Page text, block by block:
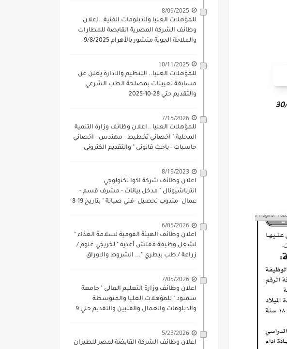
8/09/2025
للمؤهلات العليا والدبلومات الفنية ..اعلان
وظائف الشركة المصرية القابضة للمطارات
والملاحة الجوية منشور بالأهرام 9/8/2025
10/11/2025
للمؤهلات العليا.. التنظيم والادارة يعلن عن
مسابقة تعيينات بمصلحة الطب الشرعي
والتقديم حتي 28-10-2025
7/15/2026
للمؤهلات العليا ..اعلان وظائف وزارة التنمية
المحلية " اخصائي تخطيط - مهندس - اخصائي
حاسبات - باحث قانوني " والتقديم الكتروني
8/19/2023
اعلان وظائف شركة اكوا تكنولوجي
انترناشيونال " مدخل بيانات - مشرف قسم -
عمال -مندوب تحصيل -فني صيانة " بتاريخ 19-8-
6/05/2026
اعلان وظائف الهيئة القومية لسلامة الغذاء "
لشغل وظيفة مفتش أغذية " لخريجي علوم /
زراعة / طب بيطري "... الشروط والاوراق
7/05/2026
اعلان وظائف وزارة التعليم العالي " جامعة
سمنود " للمؤهلات العليا والمتوسطة
والدبلومات والعمال والفنيين والتقديم حتي 9
5/23/2026
اعلان وظائف الشركة القابضة لمصر للطيران